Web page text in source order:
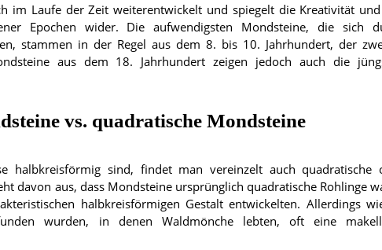
im Laufe der Zeit weiterentwickelt und spiegelt die Kreativität
Epochen wider. Die aufwendigsten Mondsteine, die sich
stammen in der Regel aus dem 8. bis 10. Jahrhundert, der
aus dem 18. Jahrhundert zeigen jedoch auch die
vs. quadratische Mondsteine
halbkreisförmig sind, findet man vereinzelt auch quadratische
davon aus, dass Mondsteine ursprünglich quadratische Rohlinge
halbkreisförmigen Gestalt entwickelten. Allerdings
wurden, in denen Waldmönche lebten, oft eine